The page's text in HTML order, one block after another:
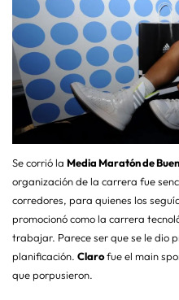
Se corrió la Media Maratón de
organización de la carrera fue
corredores, para quienes los
promocionó como la carrera
trabajar. Parece ser que se le dio
planificación. Clarofue el main
que porpusieron.